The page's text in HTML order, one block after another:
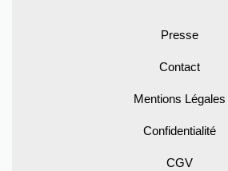
Presse
Contact
Mentions Légales
Confidentialité
CGV